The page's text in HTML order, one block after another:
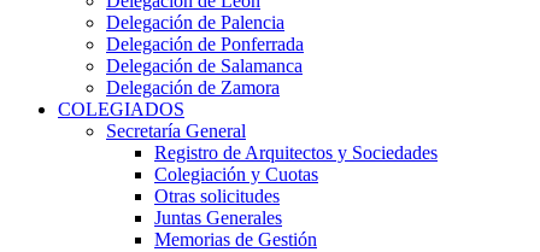
Delegación de Palencia
Delegación de Ponferrada
Delegación de Salamanca
Delegación de Zamora
COLEGIADOS
Secretaría General
Registro de Arquitectos y Sociedades
Colegiación y Cuotas
Otras solicitudes
Juntas Generales
Memorias de Gestión